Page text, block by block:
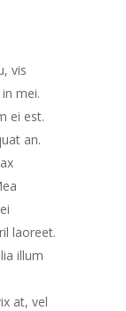
vis
mei.
ei est.
an.
laoreet.
illum
at, vel